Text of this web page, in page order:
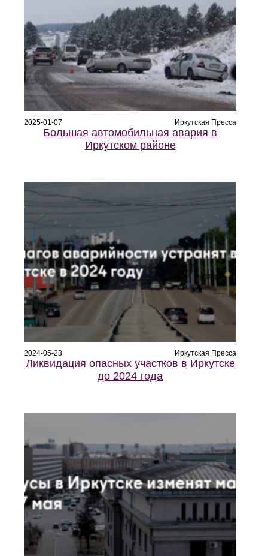
2025-01-07 Иркутская Пресса
Большая автомобильная авария в
Иркутском районе
2024-05-23 Иркутская Пресса
Ликвидация опасных участков в Иркутске
до 2024 года